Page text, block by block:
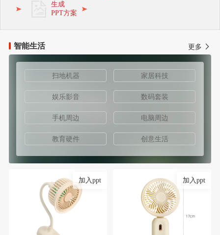
生成
PPT方案
智能生活 更多
扫地机器 家居科技
娱乐影音 数码套装
手机周边 电脑周边
教育硬件 创意生活
加入ppt 加入ppt